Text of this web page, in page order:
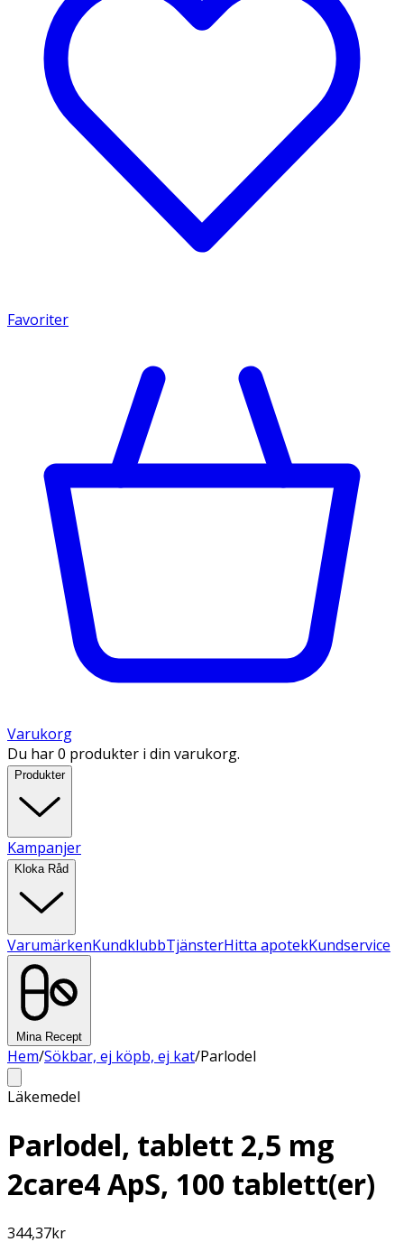
Favoriter
Varukorg
Du har 0 produkter i din varukorg.
Produkter
Kampanjer
Kloka Råd
VarumärkenKundklubbTjänsterHitta apotekKundservice
Mina Recept
Hem/Sökbar, ej köpb, ej kat/Parlodel
Läkemedel
Parlodel, tablett 2,5 mg
2care4 ApS, 100 tablett(er)
344,37kr